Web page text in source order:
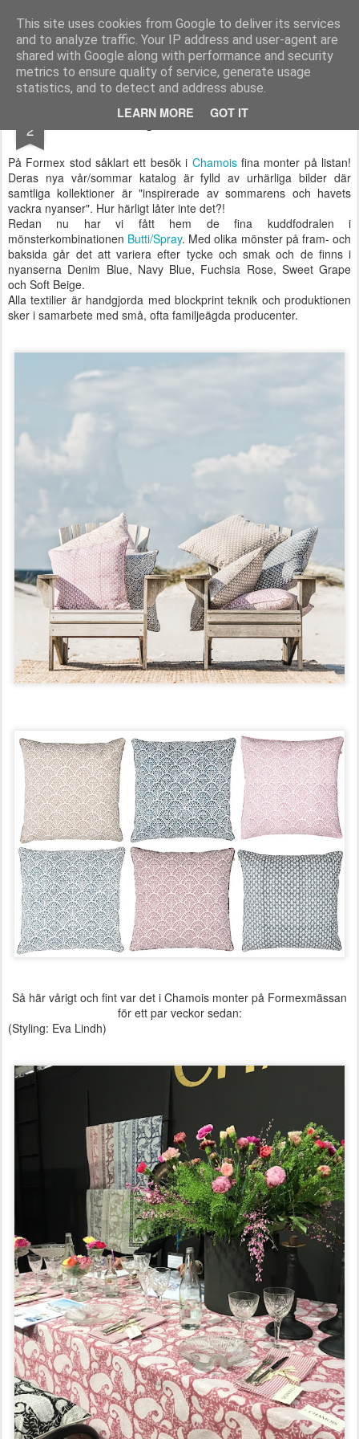
This site uses cookies from Google to deliver its services
and to analyze traffic. Your IP address and user-agent are
shared with Google along with performance and security
metrics to ensure quality of service, generate usage
statistics, and to detect and address abuse.
LEARN MORE GOT IT
Longcoast Living Longcoast Living är en webbutik där du hittar personlig och tidlös inredning till ditt hem.
Startsida Longcoast Living För Bloggare och Press
2 Fler härliga kuddar från Chamois
På Formex stod såklart ett besök i Chamoisfina monter på listan!
Deras nya vår/sommar katalog är fylld av urhärliga bilder där
samtliga kollektioner är "inspirerade av sommarens och havets
vackra nyanser". Hur härligt låter inte det?!
Redan nu har vi fått hem de fina kuddfodralen i
mönsterkombinationen Butti/Spray. Med olika mönster på fram- och
baksida går det att variera efter tycke och smak och de finns i
nyanserna Denim Blue, Navy Blue, Fuchsia Rose, Sweet Grape
och Soft Beige.
Alla textilier är handgjorda med blockprint teknik och produktionen
sker i samarbete med små, ofta familjeägda producenter.
Så här vårigt och fint var det i Chamois monter på Formexmässan
för ett par veckor sedan:
(Styling: Eva Lindh)